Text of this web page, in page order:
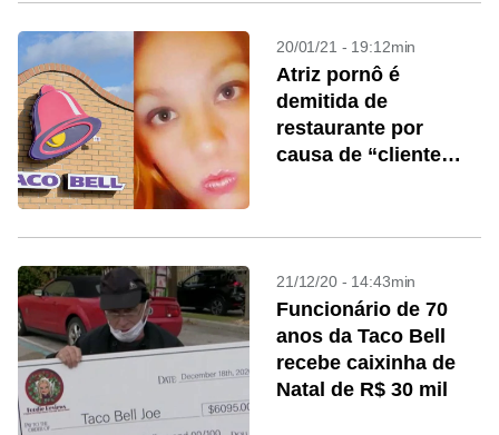
20/01/21 - 19:12min
Atriz pornô é
demitida de
restaurante por
causa de “cliente
21/12/20 - 14:43min
Funcionário de 70
anos da Taco Bell
recebe caixinha de
Natal de R$ 30 mil